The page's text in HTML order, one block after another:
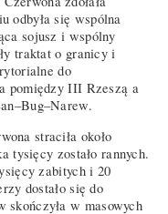
odbyła się wspólna
sojusz i wspólny
traktat o granicy i
do
pomiędzy III Rzeszą a
straciła około
tysięcy zostało rannych.
zabitych i 20
dostało się do
w masowych